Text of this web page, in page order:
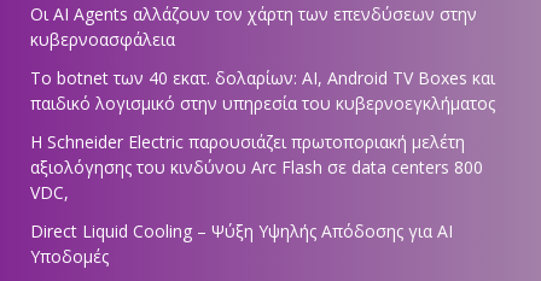
Οι AI Agents αλλάζουν τον χάρτη των επενδύσεων στην
κυβερνοασφάλεια
Το botnet των 40 εκατ. δολαρίων: AI, Android TV Boxes και
παιδικό λογισμικό στην υπηρεσία του κυβερνοεγκλήματος
Η Schneider Electric παρουσιάζει πρωτοποριακή μελέτη
αξιολόγησης του κινδύνου Arc Flash σε data centers 800
VDC,
Direct Liquid Cooling – Ψύξη Υψηλής Απόδοσης για AI
Υποδομές